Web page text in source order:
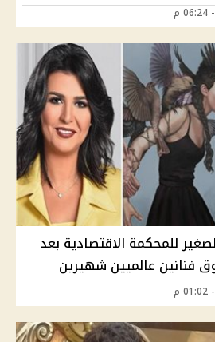
للمحكمة الاقتصادية بعد
فنانين عالميين شهيرين